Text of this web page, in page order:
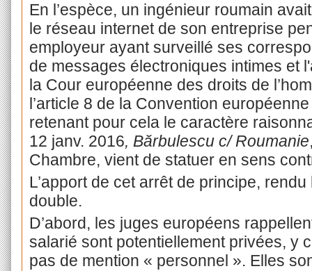
En l’espèce, un ingénieur roumain
le réseau internet de son entreprise
employeur ayant surveillé ses
de messages électroniques intimes et
la Cour européenne des droits de
l’article 8 de la Convention
retenant pour cela le caractère
12 janv. 2016, Bărbulescu c/ Roumanie
Chambre, vient de statuer en sens
L’apport de cet arrêt de principe,
double.
D’abord, les juges européens
salarié sont potentiellement privées, y
pas de mention « personnel ». Elles